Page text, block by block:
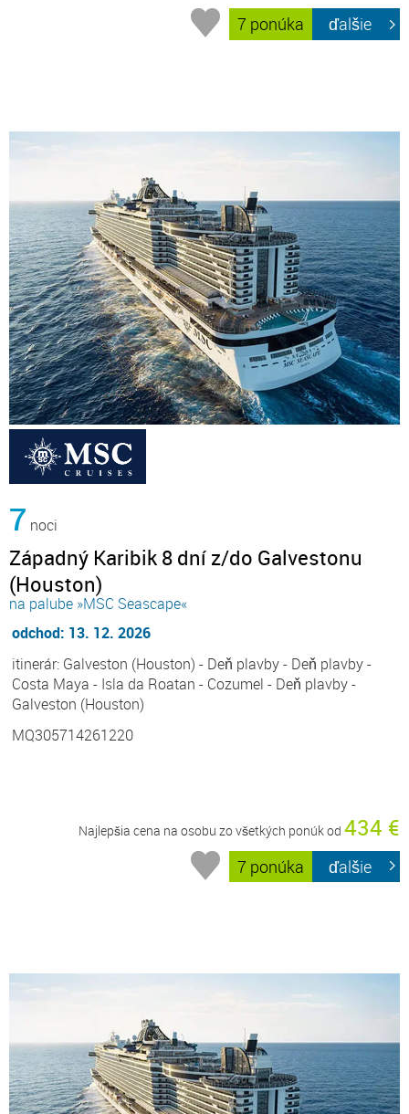
7 ponúka ďalšie
7 noci
Západný Karibik 8 dní z/do Galvestonu
(Houston)
na palube »MSC Seascape«
odchod: 13. 12. 2026
itinerár: Galveston (Houston) - Deň plavby - Deň plavby -
Costa Maya - Isla da Roatan - Cozumel - Deň plavby -
Galveston (Houston)
MQ305714261220
Najlepšia cena na osobu zo všetkých ponúk od 434 €
7 ponúka ďalšie